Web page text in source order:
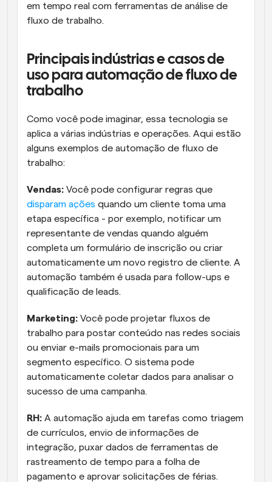
em tempo real com ferramentas de análise de
fluxo de trabalho.
Principais indústrias e casos de
uso para automação de fluxo de
trabalho
Como você pode imaginar, essa tecnologia se
aplica a várias indústrias e operações. Aqui estão
alguns exemplos de automação de fluxo de
trabalho:
Vendas:
disparam ações quando um cliente toma uma
etapa específica - por exemplo, notificar um
representante de vendas quando alguém
completa um formulário de inscrição ou criar
automaticamente um novo registro de cliente. A
automação também é usada para follow-ups e
qualificação de leads.
Marketing: Você pode projetar fluxos de
trabalho para postar conteúdo nas redes sociais
ou enviar e-mails promocionais para um
segmento específico. O sistema pode
automaticamente coletar dados para analisar o
sucesso de uma campanha.
RH: A automação ajuda em tarefas como triagem
de currículos, envio de informações de
integração, puxar dados de ferramentas de
rastreamento de tempo para a folha de
pagamento e aprovar solicitações de férias.